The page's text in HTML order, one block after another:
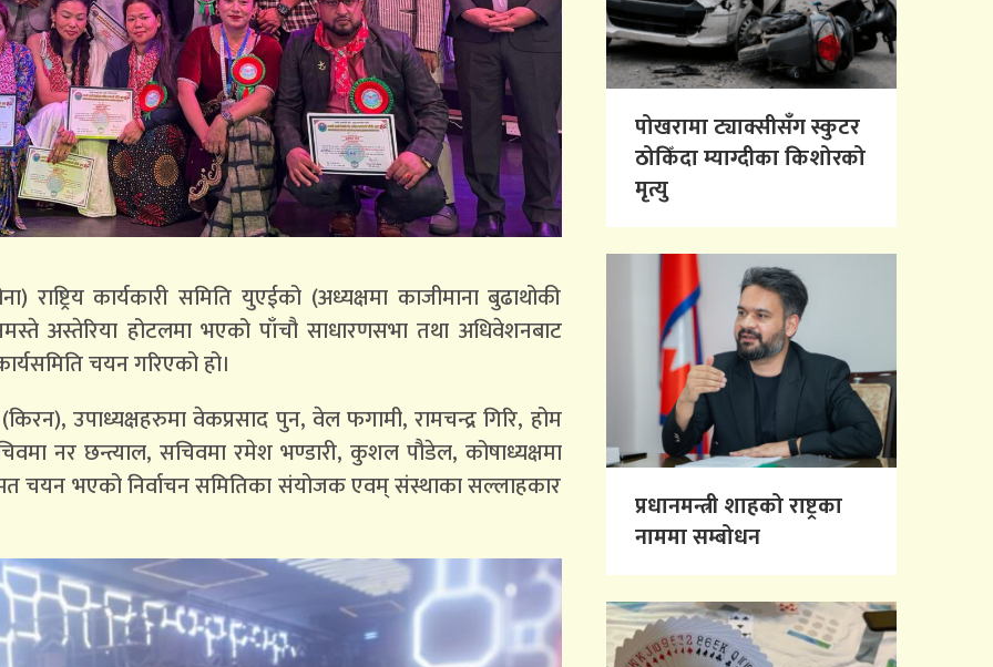
राष्ट्रिय कार्यकारी समिति युएईको (अध्यक्षमा काजीमाना बुढाथोकी
अस्तेरिया होटलमा भएको पाँचौ साधारणसभा तथा अधिवेशनबाट
चयन गरिएको हो।
(किरन), उपाध्यक्षहरुमा वेकप्रसाद पुन, वेल फगामी, रामचन्द्र गिरि, होम
नर छन्त्याल, सचिवमा रमेश भण्डारी, कुशल पौडेल, कोषाध्यक्षमा
चयन भएको निर्वाचन समितिका संयोजक एवम् संस्थाका सल्लाहकार
पोखरामा ट्याक्सीसँग स्कुटर
ठोकिँदा म्याग्दीका किशोरको
मृत्यु
प्रधानमन्त्री शाहको राष्ट्रका
नाममा सम्बोधन